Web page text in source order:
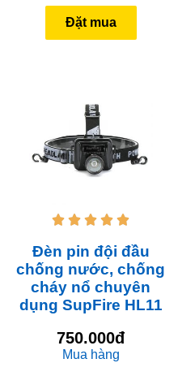
Đặt mua
    
Đèn pin đội đầu
chống nước, chống
cháy nổ chuyên
dụng SupFire HL11
750.000đ
Mua hàng